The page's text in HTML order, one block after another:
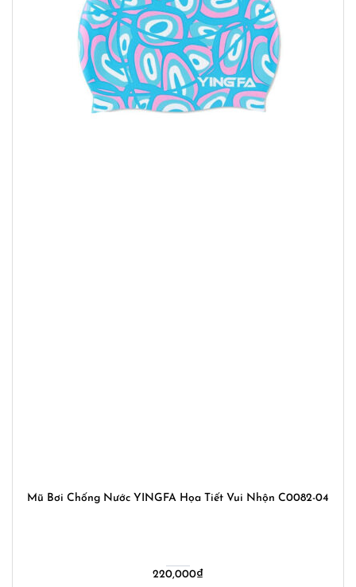
Mũ Bơi Chống Nước YINGFA Họa Tiết Vui Nhộn C0082-04
220,000₫